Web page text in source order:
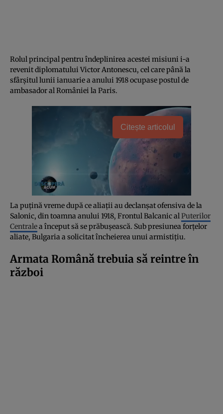
Rolul principal pentru îndeplinirea acestei misiuni i-a
revenit diplomatului Victor Antonescu, cel care până la
sfârșitul lunii ianuarie a anului 1918 ocupase postul de
ambasador al României la Paris.
Citește articolul
La puțină vreme după ce aliații au declanșat ofensiva de la
Salonic, din toamna anului 1918, Frontul Balcanic alPuterilor
Centralea început să se prăbușească. Sub presiunea forțelor
aliate, Bulgaria a solicitat încheierea unui armistițiu.
Armata Română trebuia să reintre în
război